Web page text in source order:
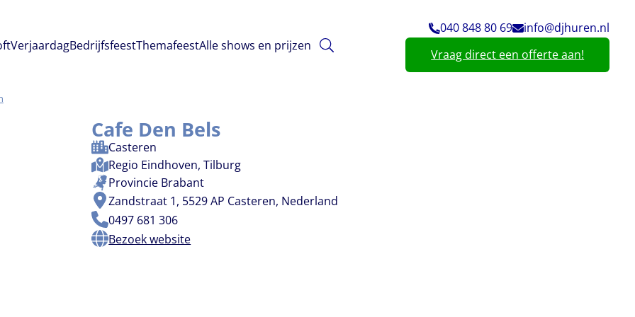
VerjaardagBedrijfsfeestThemafeestAlle shows en prijzen
040 848 80 69
info@djhuren.nl
Vraag direct een offerte aan!
Cafe Den Bels
Casteren
Regio Eindhoven,Tilburg
Provincie Brabant
Zandstraat 1, 5529 AP Casteren, Nederland
0497 681 306
Bezoek website